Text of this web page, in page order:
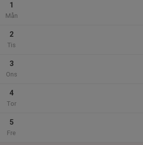
1
Mån
2
Tis
3
Ons
4
Tor
5
Fre